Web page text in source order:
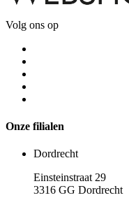
Volg ons op
Onze filialen
Dordrecht
Einsteinstraat 29
3316 GG Dordrecht